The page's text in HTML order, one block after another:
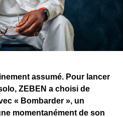
assumé. Pour lancer
ZEBEN a choisi de
« Bombarder », un
momentanément de son